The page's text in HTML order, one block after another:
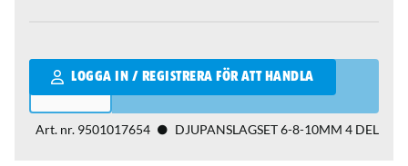
LOGGA IN / REGISTRERA FÖR ATT HANDLA
Qantity
Art. nr. 9501017654 DJUPANSLAGSET 6-8-10MM 4 DEL